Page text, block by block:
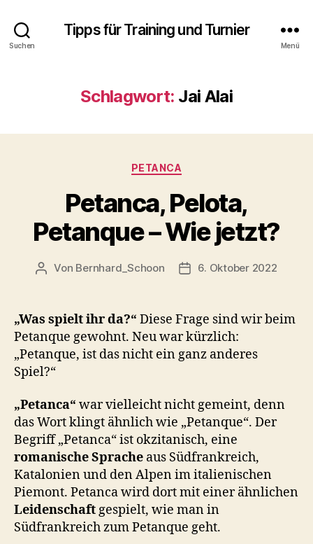
Suchen
Tipps für Training und Turnier
Menü
Schlagwort: Jai Alai
Kategorien
PETANCA
Petanca, Pelota,
Petanque – Wie jetzt?
Beitragsautor
Von Bernhard_Schoon Veröffentlichungsdatum
6. Oktober 2022
„Was spielt ihr da?“ Diese Frage sind wir beim
Petanque gewohnt. Neu war kürzlich:
„Petanque, ist das nicht ein ganz anderes
Spiel?“
„Petanca“ war vielleicht nicht gemeint, denn
das Wort klingt ähnlich wie „Petanque“. Der
Begriff „Petanca“ ist okzitanisch, eine
romanische Sprache aus Südfrankreich,
Katalonien und den Alpen im italienischen
Piemont. Petanca wird dort mit einer ähnlichen
Leidenschaftgespielt, wie man in
Südfrankreich zum Petanque geht.